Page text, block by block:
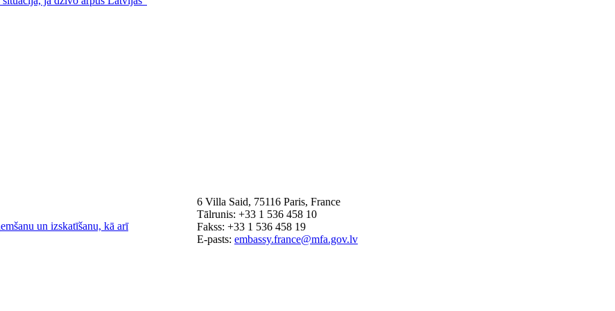
un izskatīšanu, kā arī
6 Villa Said, 75116 Paris, France
Tālrunis: +33 1 536 458 10
Fakss: +33 1 536 458 19
E-pasts: embassy.france@mfa.gov.lv